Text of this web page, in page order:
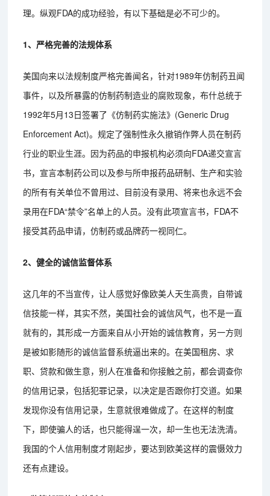
理。纵观FDA的成功经验，有以下基础是必不可少的。
1、严格完善的法规体系
美国向来以法规制度严格完善闻名，针对1989年仿制药丑闻
事件，以及所暴露的仿制药制造业的腐败现象，布什总统于
1992年5月13日签署了《仿制药实施法》(Generic Drug
Enforcement Act)。规定了强制性永久撤销作弊人员在制药
行业的职业生涯。因为药品的申报机构必须向FDA递交宣言
书，宣言本制药公司以及参与所申报药品研制、生产和实验
的所有有关单位不曾用过、目前没有录用、将来也永远不会
录用在FDA“禁令”名单上的人员。没有此项宣言书，FDA不
接受其药品申请，仿制药或品牌药一视同仁。
2、健全的诚信监督体系
这几年的不当宣传，让人感觉好像欧美人天生高贵，自带诚
信技能一样，其实不然，美国社会的诚信风气，也不是一直
就有的，其形成一方面来自从小开始的诚信教育，另一方则
是被如影随形的诚信监督系统逼出来的。在美国租房、求
职、贷款和做生意，别人在准备和你接触之前，都会调查你
的信用记录，包括犯罪记录，以决定是否跟你打交道。如果
发现你没有信用记录，生意就很难做成了。在这样的制度
下，即使骗人的话，也只能得逞一次，却一生也无法洗清。
我国的个人信用制度才刚起步，要达到欧美这样的震慑效力
还有点建设。